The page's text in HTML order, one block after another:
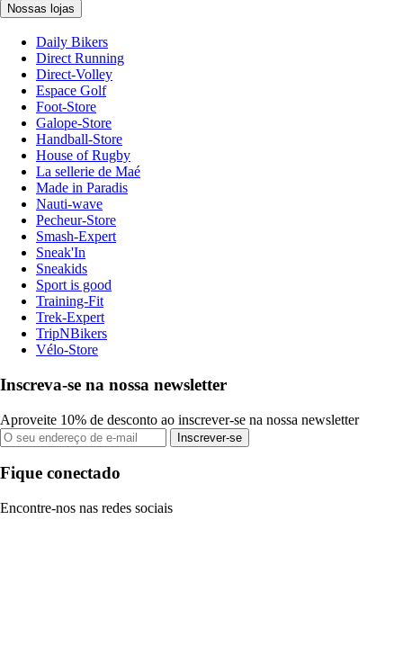
Nossas lojas
Daily Bikers
Direct Running
Direct-Volley
Espace Golf
Foot-Store
Galope-Store
Handball-Store
House of Rugby
La sellerie de Maé
Made in Paradis
Nauti-wave
Pecheur-Store
Smash-Expert
Sneak'In
Sneakids
Sport is good
Training-Fit
Trek-Expert
TripNBikers
Vélo-Store
Inscreva-se na nossa newsletter
Aproveite 10% de desconto ao inscrever-se na nossa newsletter
Inscrever-se
Fique conectado
Encontre-nos nas redes sociais